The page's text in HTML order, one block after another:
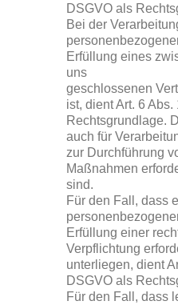
DSGVO als
Bei der
Erfüllung eines
uns
geschlossenen
ist, dient Art. 6
Rechtsgrundlage.
auch für
zur Durchführung
Maßnahmen
sind.
Für den Fall, dass
Erfüllung einer
Verpflichtung
unterliegen, dient
DSGVO als
Für den Fall, dass